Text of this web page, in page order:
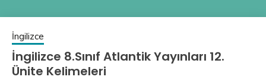
İngilizce
İngilizce 8.Sınıf Atlantik Yayınları 12.
Ünite Kelimeleri